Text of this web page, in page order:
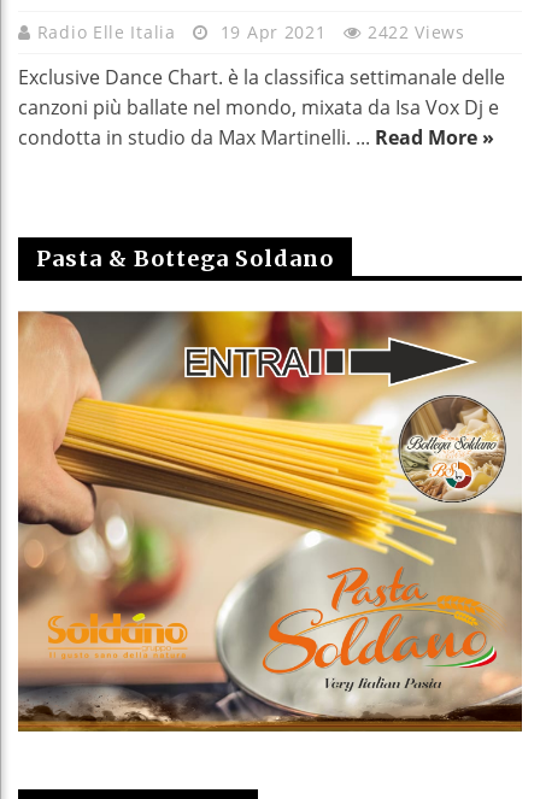
Radio Elle Italia 19 Apr 2021 2422 Views
Exclusive Dance Chart. è la classifica settimanale delle
canzoni più ballate nel mondo, mixata da Isa Vox Dj e
condotta in studio da Max Martinelli. ... Read More »
Pasta & Bottega Soldano